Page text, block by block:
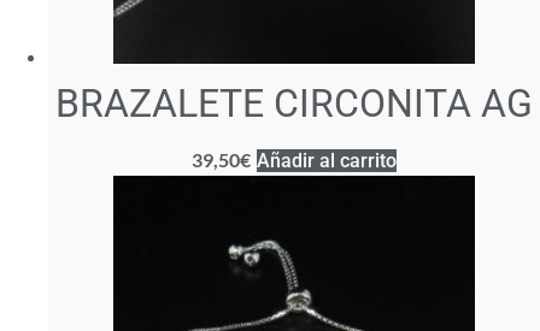
BRAZALETE CIRCONITA AG
39,50€ Añadir al carrito